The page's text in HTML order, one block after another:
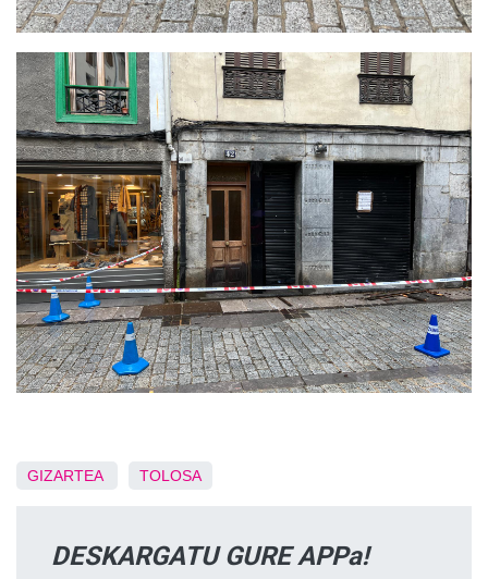
GIZARTEA TOLOSA
DESKARGATU GURE APPa!